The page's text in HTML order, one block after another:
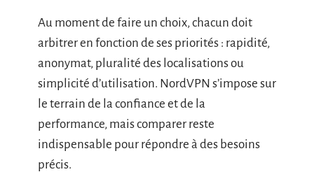
Au moment de faire un choix, chacun doit
arbitrer en fonction de ses priorités : rapidité,
anonymat, pluralité des localisations ou
simplicité d’utilisation. NordVPN s’impose sur
le terrain de la confiance et de la
performance, mais comparer reste
indispensable pour répondre à des besoins
précis.